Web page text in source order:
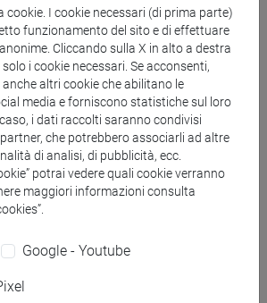
CULTURE E SOCIETÀ DELL'ASIA
MEDITERRANEA - Laurea
dell'insegnamento
DI LINGUA INGLESE MOD.
ESERCITAZIONI DI LINGUA INGLESE
DI LINGUA INGLESE
cookie. I cookie necessari (di prima parte)
funzionamento del sito e di effettuare
Cliccando sulla X in alto a destra
i cookie necessari. Se acconsenti,
altri cookie che abilitano le
media e forniscono statistiche sul loro
i dati raccolti saranno condivisi
che potrebbero associarli ad altre
di analisi, di pubblicità, ecc.
potrai vedere quali cookie verranno
maggiori informazioni consulta
Google - Youtube